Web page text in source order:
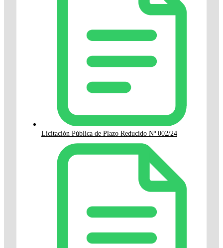
Licitación Pública de Plazo Reducido Nº 002/24